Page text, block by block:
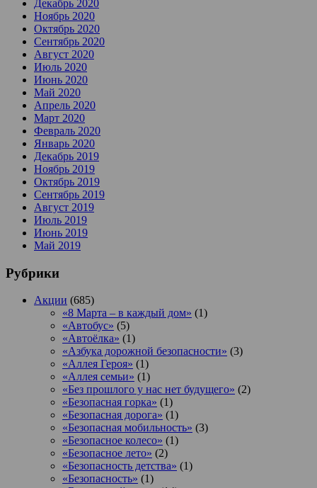
Декабрь 2020
Ноябрь 2020
Октябрь 2020
Сентябрь 2020
Август 2020
Июль 2020
Июнь 2020
Май 2020
Апрель 2020
Март 2020
Февраль 2020
Январь 2020
Декабрь 2019
Ноябрь 2019
Октябрь 2019
Сентябрь 2019
Август 2019
Июль 2019
Июнь 2019
Май 2019
Рубрики
Акции (685)
«8 Марта – в каждый дом» (1)
«Автобус» (5)
«Автоёлка» (1)
«Азбука дорожной безопасности» (3)
«Аллея Героя» (1)
«Аллея семьи» (1)
«Без прошлого у нас нет будущего» (2)
«Безопасная горка» (1)
«Безопасная дорога» (1)
«Безопасная мобильность» (3)
«Безопасное колесо» (1)
«Безопасное лето» (2)
«Безопасность детства» (1)
«Безопасность» (1)